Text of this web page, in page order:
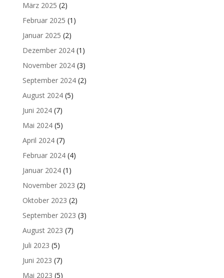
März 2025 (2)
Februar 2025 (1)
Januar 2025 (2)
Dezember 2024(1)
November 2024(3)
September 2024(2)
August 2024(5)
Juni 2024(7)
Mai 2024(5)
April 2024(7)
Februar 2024(4)
Januar 2024(1)
November 2023 (2)
Oktober 2023 (2)
September 2023 (3)
August 2023 (7)
Juli 2023 (5)
Juni 2023 (7)
Mai 2023 (5)